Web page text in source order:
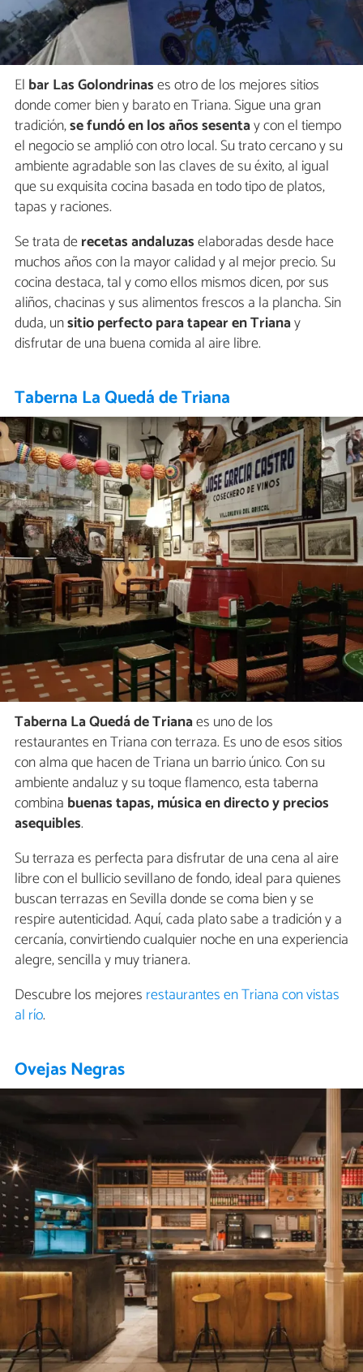
El bar Las Golondrinases otro de los mejores sitios
donde comer bien y barato en Triana. Sigue una gran
tradición,se fundó en los años sesentay con el tiempo
el negocio se amplió con otro local. Su trato cercano y su
ambiente agradable son las claves de su éxito, al igual
que su exquisita cocina basada en todo tipo de platos,
tapas y raciones.
Se trata derecetas andaluzaselaboradas desde hace
muchos años con la mayor calidad y al mejor precio. Su
cocina destaca, tal y como ellos mismos dicen, por sus
aliños, chacinas y sus alimentos frescos a la plancha. Sin
duda, unsitio perfecto para tapear en Trianay
disfrutar de una buena comida al aire libre.
Taberna La Quedá de Triana
Taberna La Quedá de Trianaes uno de los
restaurantes en Triana con terraza. Es uno de esos sitios
con alma que hacen de Triana un barrio único. Con su
ambiente andaluz y su toque flamenco, esta taberna
combina buenas tapas, música en directo y precios
asequibles.
Su terraza es perfecta para disfrutar de una cena al aire
libre con el bullicio sevillano de fondo, ideal para quienes
buscan terrazas en Sevilla donde se coma bien y se
respire autenticidad. Aquí, cada plato sabe a tradición y a
cercanía, convirtiendo cualquier noche en una experiencia
alegre, sencilla y muy trianera.
Descubre los mejores restaurantes en Triana con vistas
al río.
Ovejas Negras